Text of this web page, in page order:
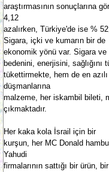
araştırmasının sonuçlarına
4,12
azalırken, Türkiye'de ise %
Sigara, içki ve kumarın bir de
ekonomik yönü var. Sigara
bedenini, enerjisini, sağlığını
tükettirmekte, hem de en
düşmanlarına
malzeme, her iskambil bileti,
çıkmaktadır.
Her kaka kola İsrail için bir
kurşun, her MC Donald
Yahudi
firmalarının sattığı bir ürün,